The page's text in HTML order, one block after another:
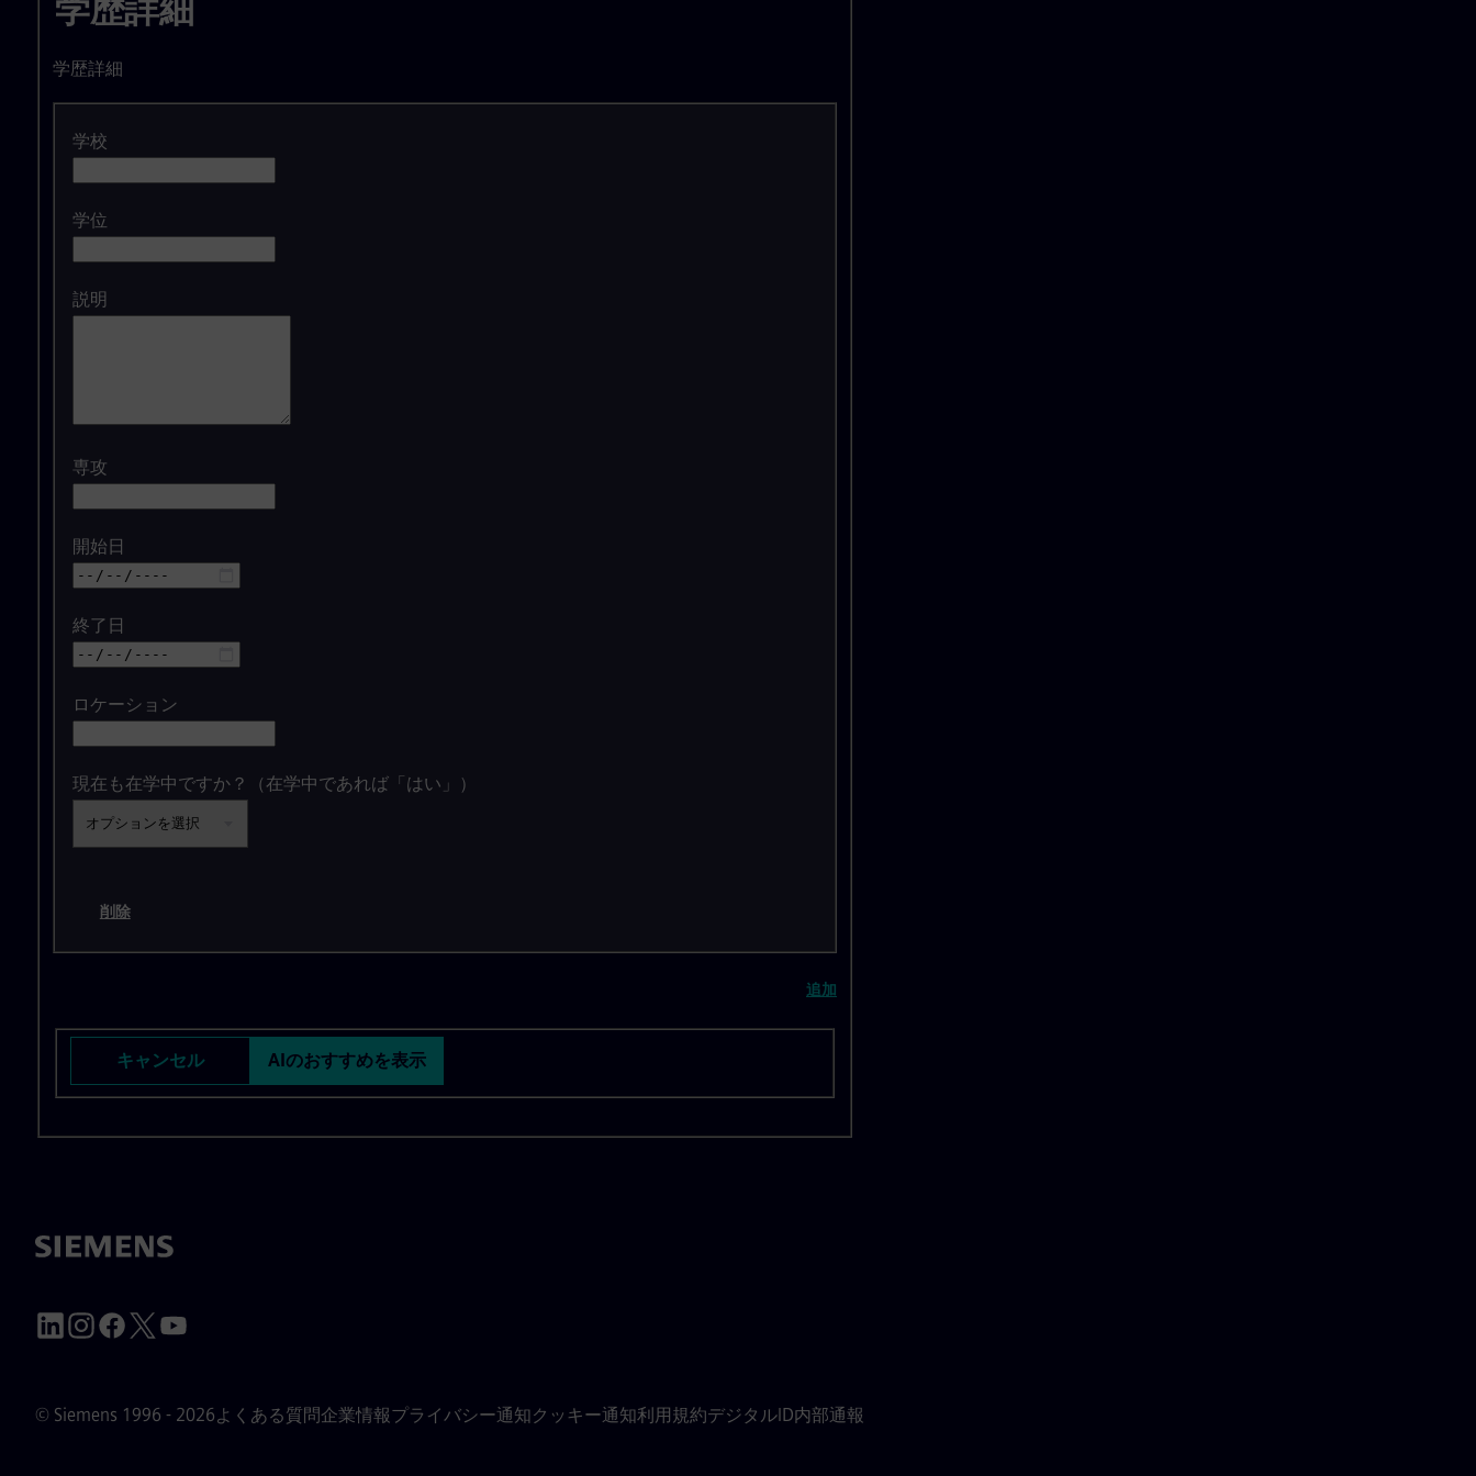
学歴詳細
学歴詳細
学校
学位
説明
専攻
開始日
終了日
ロケーション
現在も在学中ですか？（在学中であれば「はい」）
削除
追加
キャンセル AIのおすすめを表示
© Siemens 1996 - 2026よくある質問企業情報プライバシー通知クッキー通知利用規約デジタルID内部通報